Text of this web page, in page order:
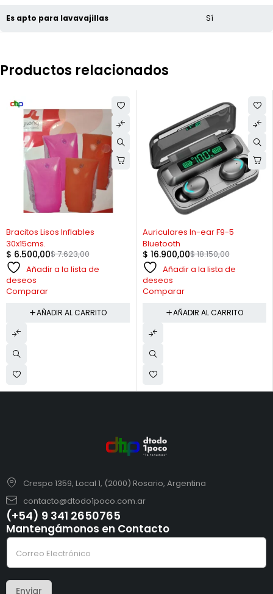
Es apto para lavavajillas Sí
Productos relacionados
Bracitos Lisos Inflables
30x15cms.
$7.623,00
$ 6.500,00
Añadir a la lista de
deseos
Comparar
AÑADIR AL CARRITO
Auriculares In-ear F9-5
Bluetooth
$18.150,00
$ 16.900,00
Añadir a la lista de
deseos
Comparar
AÑADIR AL CARRITO
Crespo 1359, Local 1, (2000) Rosario, Argentina
contacto@dtodo1poco.com.ar
(+54) 9 341 2650765
Mantengámonos en Contacto
*
C
r
e
C
e
Enviar